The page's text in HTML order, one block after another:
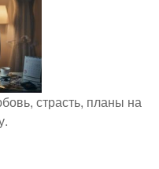
страсть, планы на